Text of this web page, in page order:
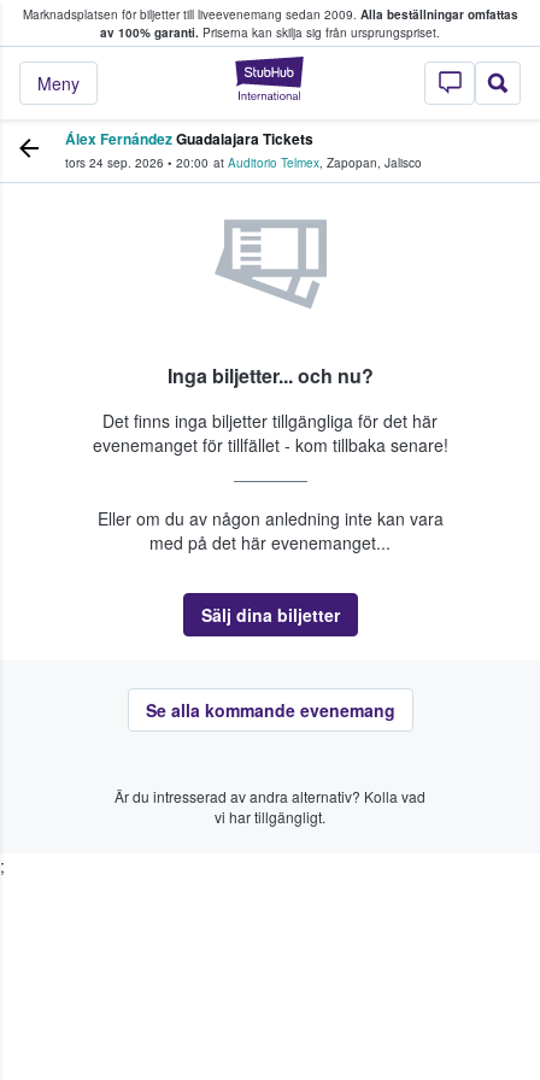
Marknadsplatsen för biljetter till liveevenemang sedan 2009. Alla beställningar omfattas
av 100% garanti. Priserna kan skilja sig från ursprungspriset.
StubHub – där
Meny
köper och säljer biljetter.
Álex FernándezGuadalajara Tickets
tors 24 sep. 2026 • 20:00 at Auditorio Telmex, Zapopan, Jalisco
Inga biljetter... och nu?
Det finns inga biljetter tillgängliga för det här
evenemanget för tillfället - kom tillbaka senare!
Eller om du av någon anledning inte kan vara
med på det här evenemanget...
Sälj dina biljetter
Se alla kommande evenemang
Är du intresserad av andra alternativ? Kolla vad
vi har tillgängligt.
;